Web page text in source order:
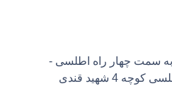
به سمت چهار راه اطلسی -
4 شهید قندی